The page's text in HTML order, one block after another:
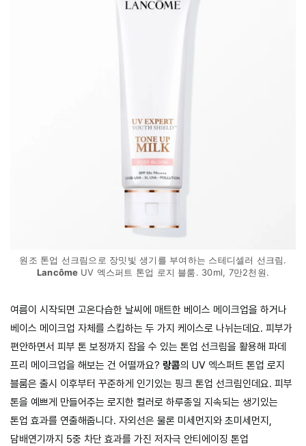
원조 톤업 선크림으로 장밋빛 생기를 부여하는 스테디셀러 선크림.
Lancôme UV 엑스퍼트 톤업 로지 블룸. 30ml, 7만2천원.
여름이 시작되면 고온다습한 날씨에 매트한 베이스 메이크업을 하거나
베이스 메이크업 자체를 스킵하는 두 가지 케이스로 나뉘는데요. 피부가
편안하면서 피부 톤 보정까지 잡을 수 있는 톤업 선크림을 활용해 파데
프리 메이크업을 해보는 건 어떨까요? 랑콤의 UV 엑스퍼트 톤업 로지
블룸은 출시 이후부터 꾸준하게 인기있는 핑크 톤업 선크림인데요. 피부
톤을 예쁘게 만들어주는 로지한 컬러로 하루종일 지속되는 생기있는
톤업 효과를 연출해줍니다. 자외선은 물론 미세먼지와 초미세먼지,
담배연기까지 5중 차단 효과를 가진 저자극 안티에이징 톤업